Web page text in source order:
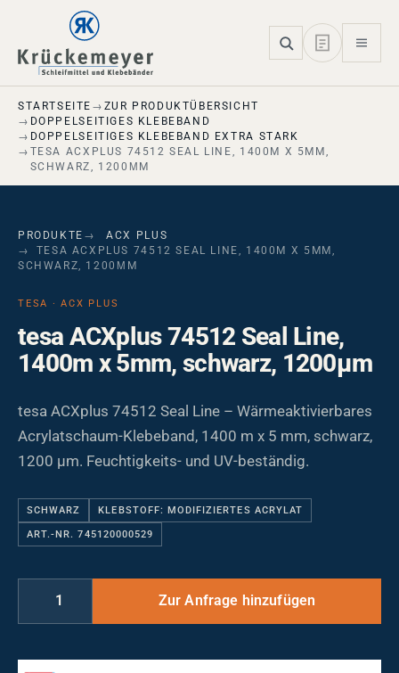
Skip to main navigation
Skip to main content
Skip to page footer
STARTSEITE
ZUR PRODUKTÜBERSICHT
DOPPELSEITIGES KLEBEBAND
DOPPELSEITIGES KLEBEBAND EXTRA STARK
TESA ACXPLUS 74512 SEAL LINE, 1400M X 5MM,
SCHWARZ, 1200ΜM
PRODUKTE
ACX PLUS
TESA ACXPLUS 74512 SEAL LINE, 1400M X 5MM,
SCHWARZ, 1200ΜM
TESA · ACX PLUS
tesa ACXplus 74512 Seal Line,
1400m x 5mm, schwarz, 1200µm
tesa ACXplus 74512 Seal Line – Wärmeaktivierbares
Acrylatschaum-Klebeband, 1400 m x 5 mm, schwarz,
1200 µm. Feuchtigkeits- und UV-beständig.
SCHWARZ KLEBSTOFF: MODIFIZIERTES ACRYLAT
ART.-NR. 745120000529